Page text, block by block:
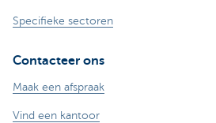
Specifieke sectoren
Contacteer ons
Maak een afspraak
Vind een kantoor